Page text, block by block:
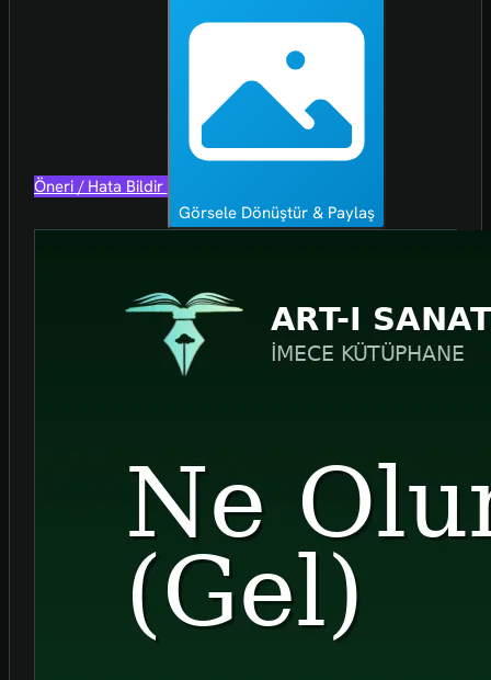
Öneri / Hata Bildir
Görsele Dönüştür & Paylaş